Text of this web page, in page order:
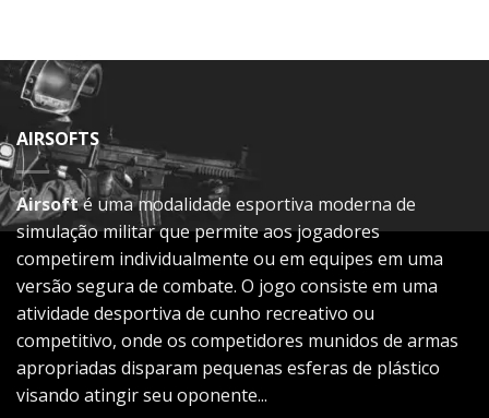
AIRSOFTS
Airsofté uma modalidade esportiva moderna de
simulação militar que permite aos jogadores
competirem individualmente ou em equipes em uma
versão segura de combate. O jogo consiste em uma
atividade desportiva de cunho recreativo ou
competitivo, onde os competidores munidos de armas
apropriadas disparam pequenas esferas de plástico
visando atingir seu oponente...